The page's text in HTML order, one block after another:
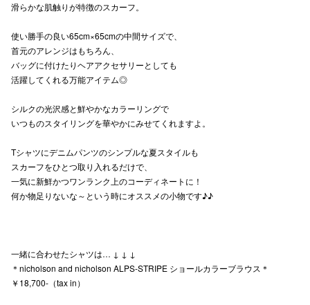
滑らかな肌触りが特徴のスカーフ。
使い勝手の良い65cm×65cmの中間サイズで、
首元のアレンジはもちろん、
バッグに付けたりヘアアクセサリーとしても
活躍してくれる万能アイテム◎
シルクの光沢感と鮮やかなカラーリングで
いつものスタイリングを華やかにみせてくれますよ。
Tシャツにデニムパンツのシンプルな夏スタイルも
スカーフをひとつ取り入れるだけで、
一気に新鮮かつワンランク上のコーディネートに！
何か物足りないな～という時にオススメの小物です♪♪
一緒に合わせたシャツは… ↓ ↓ ↓
＊nicholson and nicholson ALPS-STRIPE ショールカラーブラウス＊
￥18,700-（tax in）